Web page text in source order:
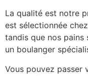
La qualité est notre
est sélectionnée
tandis que nos pains
un boulanger
Vous pouvez passer